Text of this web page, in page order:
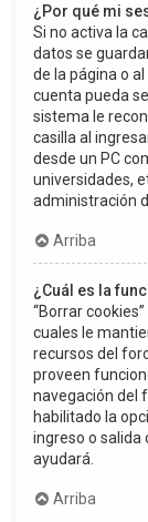
¿Por qué mi
Si no activa la
datos se
de la página o
cuenta pueda
sistema le
casilla al
desde un PC
universidades,
administración
Arriba
¿Cuál es la
“Borrar
cuales le
recursos del
proveen
navegación del
habilitado la
ingreso o salida
ayudará.
Arriba